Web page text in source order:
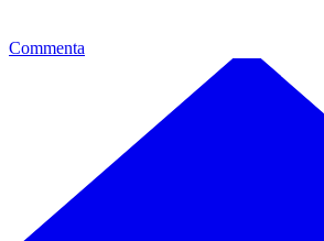
Commenta